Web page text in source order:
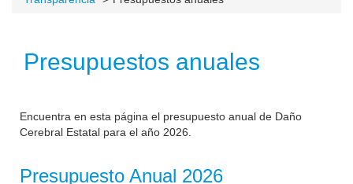
Presupuestos anuales
Encuentra en esta página el presupuesto anual de Daño
Cerebral Estatal para el año 2026.
Presupuesto Anual 2026